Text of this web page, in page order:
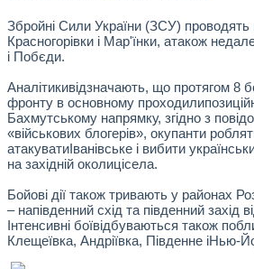
Збройні Сили України (ЗСУ) проводять
Красногорівки і Мар'їнки, атакож
і Побєди.
Аналітикивідзначають, що протягом 8
фронту в основному
Бахмутському напрямку, згідно з
«військових блогерів», окупанти
атакуватиІванівське і вибити
на західній околицісела.
Бойові дії також тривають у районах
– напівденний схід та південний захід
Інтенсивні боївідбуваються також
Клещеївка, Андріївка, Південне іНью-